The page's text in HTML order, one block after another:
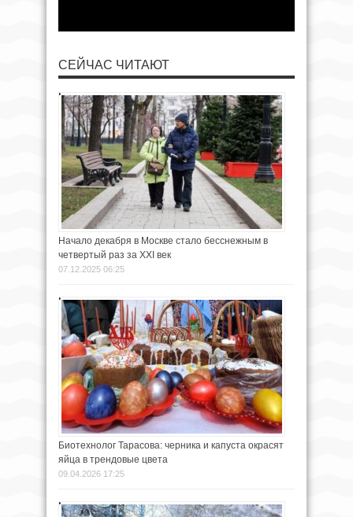
СЕЙЧАС ЧИТАЮТ
Начало декабря в Москве стало бесснежным в
четвертый раз за XXI век
07.12.2025 06:25
Биотехнолог Тарасова: черника и капуста окрасят
яйца в трендовые цвета
09.04.2026 17:25